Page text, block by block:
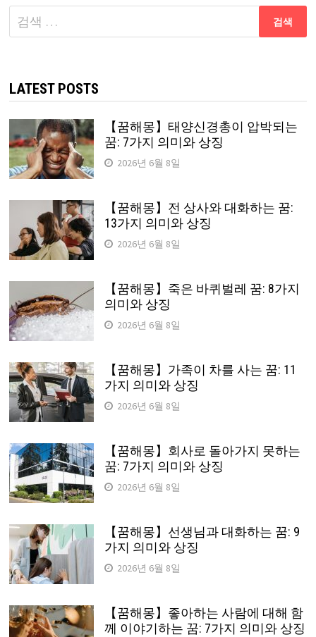
다
음
LATEST POSTS
【꿈해몽】태양신경총이 압박되는
꿈: 7가지 의미와 상징
2026년 6월 8일
【꿈해몽】전 상사와 대화하는 꿈:
13가지 의미와 상징
2026년 6월 8일
【꿈해몽】죽은 바퀴벌레 꿈: 8가지
의미와 상징
2026년 6월 8일
【꿈해몽】가족이 차를 사는 꿈: 11
가지 의미와 상징
2026년 6월 8일
【꿈해몽】회사로 돌아가지 못하는
꿈: 7가지 의미와 상징
2026년 6월 8일
【꿈해몽】선생님과 대화하는 꿈: 9
가지 의미와 상징
2026년 6월 8일
【꿈해몽】좋아하는 사람에 대해 함
께 이야기하는 꿈: 7가지 의미와 상징